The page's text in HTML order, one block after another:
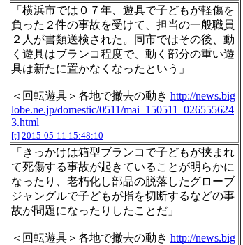
「横浜市では０７年、遊具で子どもが軽傷を
負った２件の事故を受けて、担当の一般職員
２人が書類送検された。同市ではその後、動
く遊具はブランコ程度で、動く部分の重い遊
具は新たに置かなくなったという」
＜回転遊具＞各地で撤去の動き http://news.big
lobe.ne.jp/domestic/0511/mai_150511_026555624
3.html
[t] 2015-05-11 15:48:10
「きっかけは箱型ブランコで子どもが挟まれ
て死傷する事故が起きていることが明らかに
なったり、老朽化し部品の脱落したグローブ
ジャングルで子どもが指を切断するなどの事
故が問題になったりしたことだ」
＜回転遊具＞各地で撤去の動き http://news.big